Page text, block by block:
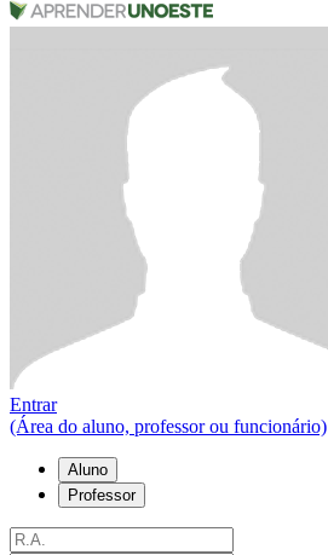
Entrar
(Área do aluno, professor ou funcionário)
Aluno
Professor